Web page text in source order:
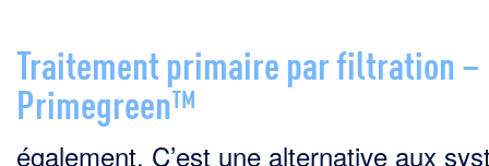
Traitement primaire par filtration –
Primegreen™
également. C’est une alternative aux